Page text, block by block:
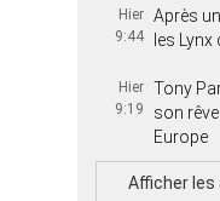
Hier
9:44
Après
les
Hier
9:19
Tony
son
Europe
Afficher les